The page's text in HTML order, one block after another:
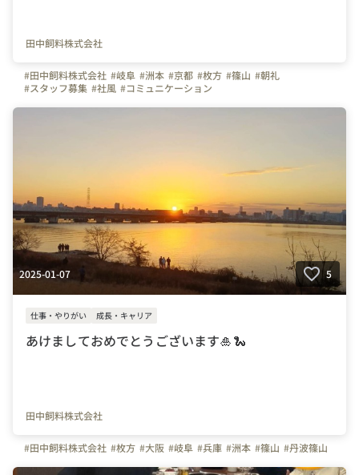
田中飼料株式会社
#田中飼料株式会社 #岐阜 #洲本 #京都 #枚方 #篠山 #朝礼
#スタッフ募集 #社風 #コミュニケーション
2025-01-07 5
仕事・やりがい 成長・キャリア
あけましておめでとうございます🎍🐍
田中飼料株式会社
#田中飼料株式会社 #枚方 #大阪 #岐阜 #兵庫 #洲本 #篠山 #丹波篠山